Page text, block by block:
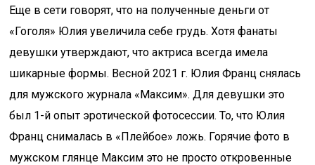
Еще в сети говорят, что на полученные деньги от
«Гоголя» Юлия увеличила себе грудь. Хотя фанаты
девушки утверждают, что актриса всегда имела
шикарные формы. Весной 2021 г. Юлия Франц снялась
для мужского журнала «Максим». Для девушки это
был 1-й опыт эротической фотосессии. То, что Юлия
Франц снималась в «Плейбое» ложь. Горячие фото в
мужском глянце Максим это не просто откровенные